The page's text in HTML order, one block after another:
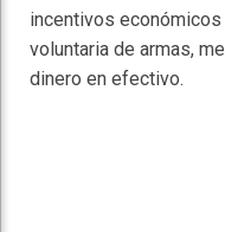
incentivos
voluntaria de armas,
dinero en efectivo.